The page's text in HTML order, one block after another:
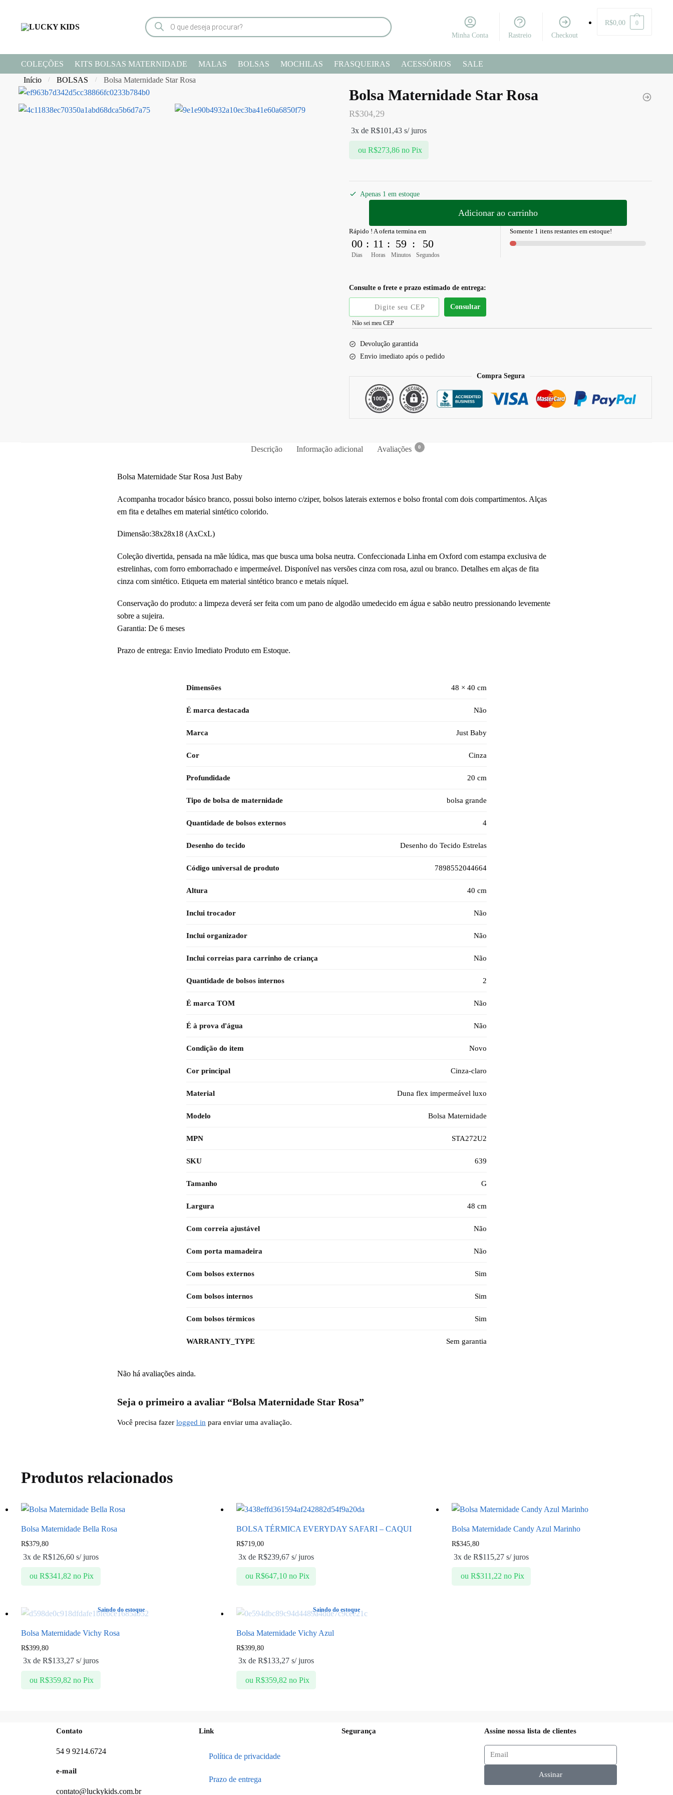
Minha Conta Rastreio Checkout
R$0,00 0
COLEÇÕES KITS BOLSAS MATERNIDADE MALAS BOLSAS MOCHILAS FRASQUEIRAS ACESSÓRIOS
SALE
Início
/ BOLSAS / Bolsa Maternidade Star Rosa
Bolsa Maternidade Star Rosa
R$304,29
ou R$273,86 no Pix
3x deR$101,43 s/ juros
Apenas 1 em estoque
Adicionar ao carrinho
Rápido ! A oferta termina em
00
Dias
: 11
Horas
: 59
Minutos
: 49
Segundos
Somente 1 itens restantes em estoque!
Consulte o frete e prazo estimado de entrega:
Consultar
Não sei meu CEP
Devolução garantida
Envio imediato após o pedido
Compra Segura
Descrição Informação adicional Avaliações 0
Bolsa Maternidade Star Rosa Just Baby
Acompanha trocador básico branco, possui bolso interno c/ziper, bolsos laterais externos e bolso frontal com dois compartimentos. Alças
em fita e detalhes em material sintético colorido.
Dimensão:38x28x18 (AxCxL)
Coleção divertida, pensada na mãe lúdica, mas que busca uma bolsa neutra. Confeccionada Linha em Oxford com estampa exclusiva de
estrelinhas, com forro emborrachado e impermeável. Disponível nas versões cinza com rosa, azul ou branco. Detalhes em alças de fita
cinza com sintético. Etiqueta em material sintético branco e metais níquel.
Conservação do produto: a limpeza deverá ser feita com um pano de algodão umedecido em água e sabão neutro pressionando levemente
sobre a sujeira.
Garantia: De 6 meses
Prazo de entrega: Envio Imediato Produto em Estoque.
Dimensões 48 × 40 cm
É marca destacada Não
Marca Just Baby
Cor Cinza
Profundidade 20 cm
Tipo de bolsa de maternidade bolsa grande
Quantidade de bolsos externos 4
Desenho do tecido Desenho do Tecido Estrelas
Código universal de produto 7898552044664
Altura 40 cm
Inclui trocador Não
Inclui organizador Não
Inclui correias para carrinho de criança Não
Quantidade de bolsos internos 2
É marca TOM Não
É à prova d'água Não
Condição do item Novo
Cor principal Cinza-claro
Material Duna flex impermeável luxo
Modelo Bolsa Maternidade
MPN STA272U2
SKU 639
Tamanho G
Largura 48 cm
Com correia ajustável Não
Com porta mamadeira Não
Com bolsos externos Sim
Com bolsos internos Sim
Com bolsos térmicos Sim
WARRANTY_TYPE Sem garantia
Não há avaliações ainda.
Seja o primeiro a avaliar “Bolsa Maternidade Star Rosa”
Você precisa fazer logged in para enviar uma avaliação.
Produtos relacionados
Bolsa Maternidade Bella Rosa
R$379,80
ou R$341,82 no Pix
3x de R$126,60s/ juros
BOLSA TÉRMICA EVERYDAY SAFARI – CAQUI
R$719,00
ou R$647,10 no Pix
3x de R$239,67s/ juros
Bolsa Maternidade Candy Azul Marinho
R$345,80
ou R$311,22 no Pix
3x deR$115,27 s/ juros
Saindo do estoque
Bolsa Maternidade Vichy Rosa
R$399,80
ou R$359,82 no Pix
3x de R$133,27s/ juros
Saindo do estoque
Bolsa Maternidade Vichy Azul
R$399,80
ou R$359,82 no Pix
3x de R$133,27s/ juros
Contato
54 9 9214.6724
e-mail
contato@luckykids.com.br
Link
Política de privacidade
Prazo de entrega
Segurança Assine nossa lista de clientes
Assinar